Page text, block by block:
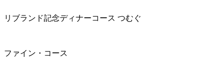
リブランド記念ディナーコース つむぐ
ファイン・コース